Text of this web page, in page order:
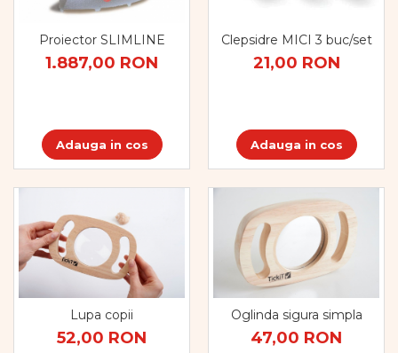
Proiector SLIMLINE
1.887,00 RON
Adauga in cos
Clepsidre MICI 3 buc/set
21,00 RON
Adauga in cos
Lupa copii
52,00 RON
Oglinda sigura simpla
47,00 RON